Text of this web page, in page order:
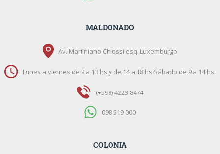
MALDONADO
Av. Martiniano Chiossi esq. Luxemburgo
Lunes a viernes de 9 a 13 hs y de 14 a 18 hs Sábado de 9 a 14 hs.
(+598) 4223 8474
098 519 000
COLONIA